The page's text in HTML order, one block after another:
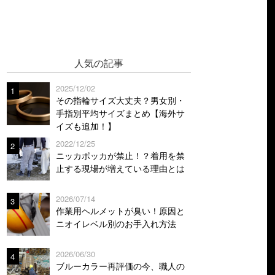
人気の記事
1 2025/12/02
その指輪サイズ大丈夫？男女別・
手指別平均サイズまとめ【海外サ
イズも追加！】
2 2022/12/25
ニッカポッカが禁止！？着用を禁
止する現場が増えている理由とは
3 2026/07/14
作業用ヘルメットが臭い！原因と
ニオイレベル別のお手入れ方法
4 2026/06/30
ブルーカラー再評価の今、職人の